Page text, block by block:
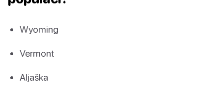
Wyoming
Vermont
Aljaška